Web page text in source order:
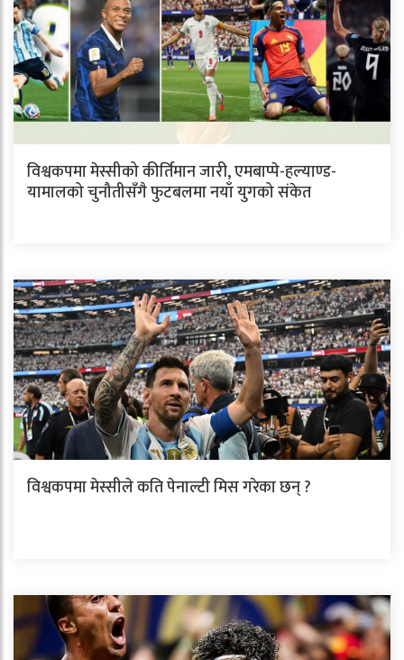
विश्वकपमा मेस्सीको कीर्तिमान जारी, एमबाप्पे-हल्याण्ड-
यामालको चुनौतीसँगै फुटबलमा नयाँ युगको संकेत
विश्वकपमा मेस्सीले कति पेनाल्टी मिस गरेका छन् ?